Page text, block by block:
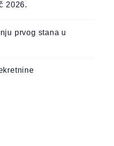
2026.
prvog stana u